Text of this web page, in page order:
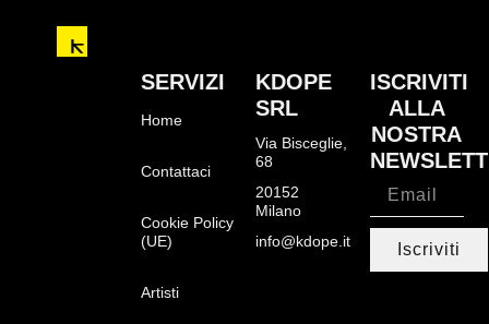
SERVIZI
Home
Contattaci
Cookie Policy
(UE)
Artisti
KDOPE
SRL
Via Bisceglie,
68
20152
Milano
info@kdope.it
ISCRIVITI
ALLA
NOSTRA
Iscriviti